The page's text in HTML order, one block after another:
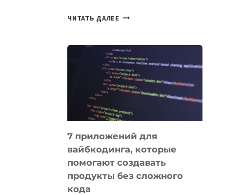
ЧИТАТЬ ДАЛЕЕ ТАСК-
ПОЛЕЗНЫХ
ИНСТРУМЕНТОВ
ДЛЯ
РАБОТЫ
7 приложений для
вайбкодинга, которые
помогают создавать
продукты без сложного
кода